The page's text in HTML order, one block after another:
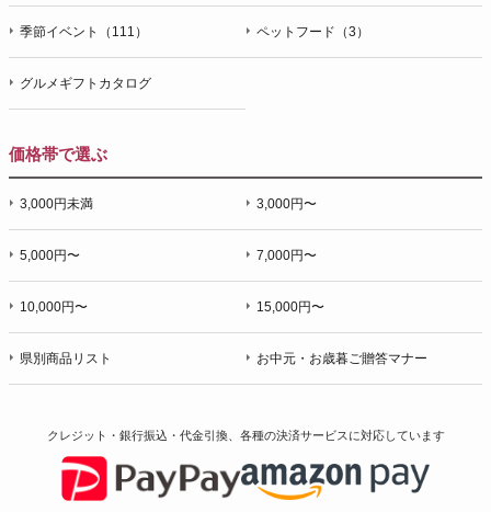
季節イベント（111） ペットフード（3）
グルメギフトカタログ
価格帯で選ぶ
3,000円未満 3,000円〜
5,000円〜 7,000円〜
10,000円〜 15,000円〜
県別商品リスト お中元・お歳暮ご贈答マナー
クレジット・銀行振込・代金引換、各種の決済サービスに対応しています